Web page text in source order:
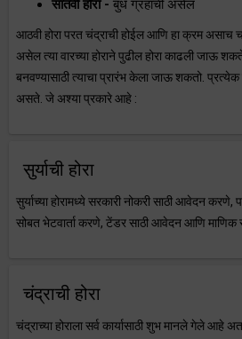
सातवी होरा - बुध ग्रहाची असेल
आठवी होरा परत चंद्राची होईल आणि हा क्रम असाच
असेल त्या वारच्या होराने पुढील होरा काढली जाऊ
बनवण्यासाठी त्याचा प्रारंभ केला जाऊ शकतो. प्रत्येक
असते. जे अश्या प्रकारे आहे :
सुर्याची होरा
सुर्याच्या होरामध्ये सरकारी नोकरी साठी आवेदन करणे,
सोबत भेटवार्ता करणे, टेंडर साठी आवेदन आणि माणिक
चंद्राची होरा
चंद्राच्या होराला सर्व कार्यासाठी शुभ मानले गेले आहे